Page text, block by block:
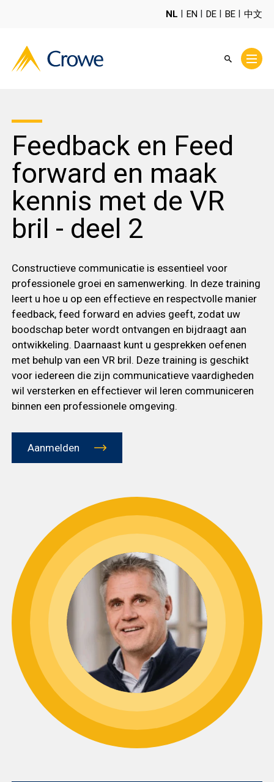
NL EN DE BE 中文
Feedback en Feed
forward en maak
kennis met de VR
bril - deel 2
Constructieve communicatie is essentieel voor
professionele groei en samenwerking. In deze training
leert u hoe u op een effectieve en respectvolle manier
feedback, feed forward en advies geeft, zodat uw
boodschap beter wordt ontvangen en bijdraagt aan
ontwikkeling. Daarnaast kunt u gesprekken oefenen
met behulp van een VR bril. Deze training is geschikt
voor iedereen die zijn communicatieve vaardigheden
wil versterken en effectiever wil leren communiceren
binnen een professionele omgeving.
Aanmelden